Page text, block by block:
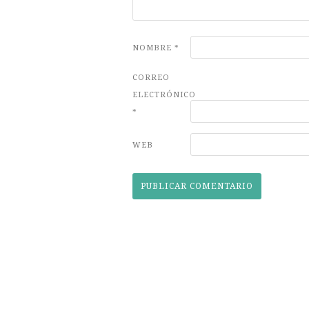
NOMBRE *
CORREO
ELECTRÓNICO
*
WEB